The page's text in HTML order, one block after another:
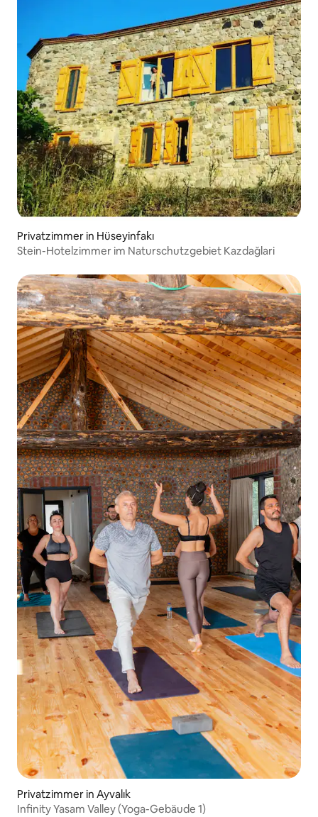
Privatzimmer in Hüseyinfakı
Stein-Hotelzimmer im Naturschutzgebiet Kazdağlari
Privatzimmer in Ayvalık
Infinity Yasam Valley (Yoga-Gebäude 1)